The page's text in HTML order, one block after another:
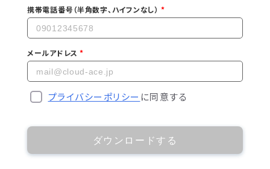
携帯電話番号（半角数字、ハイフンなし）
メールアドレス
プライバシーポリシー に同意する
ダウンロードする